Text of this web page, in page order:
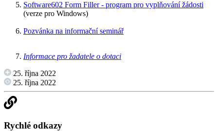
Software602 Form Filler - program pro vyplňování žádosti
(verze pro Windows)
Pozvánka na informační seminář
Informace pro žadatele o dotaci
25. října 2022
25. října 2022
Rychlé odkazy